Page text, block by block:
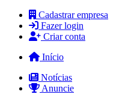
Cadastrar empresa
Fazer login
Criar conta
Início
Notícias
Anuncie